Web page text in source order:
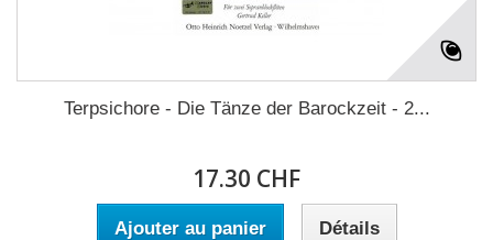
Terpsichore - Die Tänze der Barockzeit - 2...
17.30 CHF
Ajouter au panier Détails